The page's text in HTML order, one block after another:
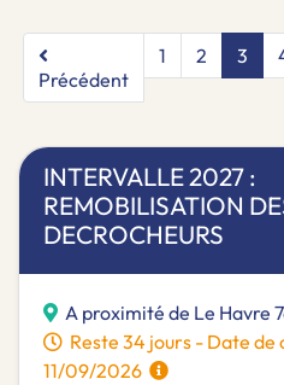
Précédent
1 2 3
INTERVALLE 2027 :
REMOBILISATION
DECROCHEURS
A proximité de Le Havre
Reste 34 jours - Date de
11/09/2026